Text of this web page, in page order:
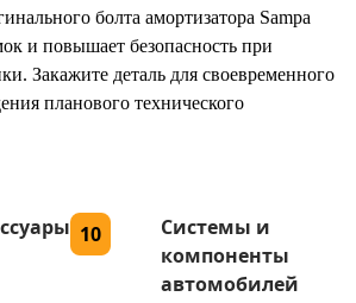
болта амортизатора Sampa
и повышает безопасность при
Закажите деталь для своевременного
планового технического
10
Системы и
компоненты
автомобилей